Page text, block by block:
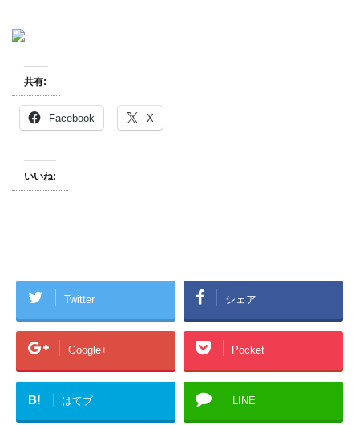
共有:
Facebook X
いいね:
Twitter シェア
Google+ Pocket
B! はてブ LINE